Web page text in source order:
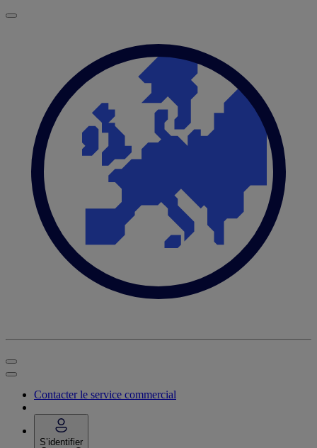
Contacter le service commercial
S’identifier